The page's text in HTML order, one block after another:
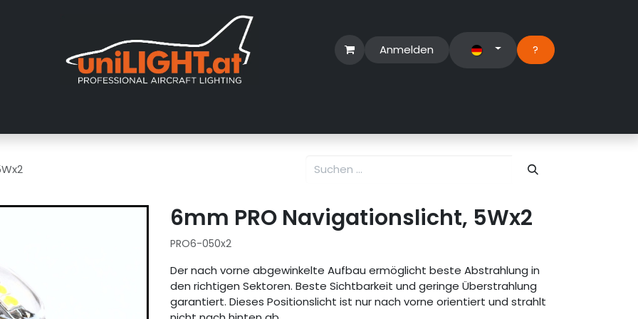
Anmelden ?​
6mm PRO Navigationslicht, 5Wx2
PRO6-050x2
Der nach vorne abgewinkelte Aufbau ermöglicht beste Abstrahlung in
den richtigen Sektoren. Beste Sichtbarkeit und geringe Überstrahlung
garantiert. Dieses Positionslicht ist nur nach vorne orientiert und strahlt